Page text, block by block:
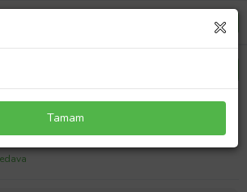
Küt Yüzme Bıçakları 12,5 Cm
TL
Tamam